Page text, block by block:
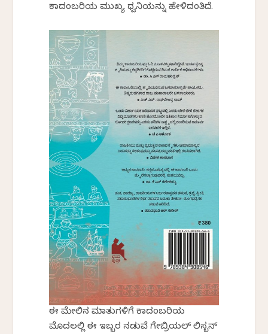
ಕಾದಂಬರಿಯ ಮುಖ್ಯ ಧ್ವನಿಯನ್ನು ಹೇಳಿದಂತಿದೆ.
ಈ ಮೇಲಿನ ಮಾತುಗಳಿಗೆ ಕಾದಂಬರಿಯ
ಮೊದಲಲ್ಲಿ ಈ ಇಬ್ಬರ ನಡುವೆ ಗೇಬ್ರಿಯಲ್ ಲಿಸ್ಬನ್